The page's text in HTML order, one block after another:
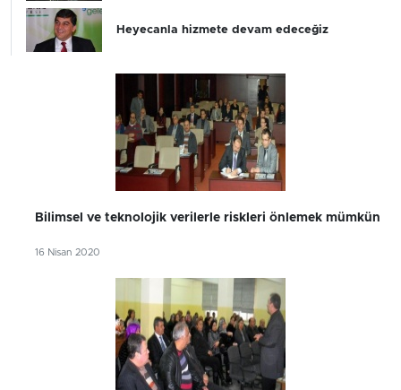
Heyecanla hizmete devam edeceğiz
Bilimsel ve teknolojik verilerle riskleri önlemek mümkün
16 Nisan 2020